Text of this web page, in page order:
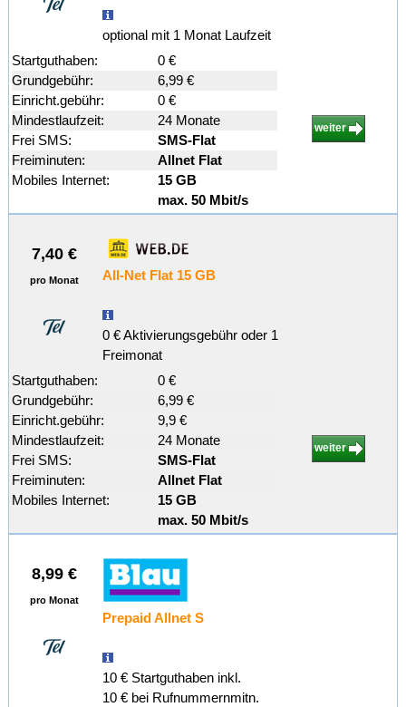
optional mit 1 Monat Laufzeit
Startguthaben:
0 €
Grundgebühr:
6,99 €
Einricht.gebühr:
0 €
Mindestlaufzeit:
24 Monate
Frei SMS:
SMS-Flat
Freiminuten:
Allnet Flat
Mobiles Internet:
15 GB
max. 50 Mbit/s
weiter
7,40 €
pro Monat All-Net Flat 15 GB
0 € Aktivierungsgebühr oder 1
Freimonat
Startguthaben:
0 €
Grundgebühr:
6,99 €
Einricht.gebühr:
9,9 €
Mindestlaufzeit:
24 Monate
Frei SMS:
SMS-Flat
Freiminuten:
Allnet Flat
Mobiles Internet:
15 GB
max. 50 Mbit/s
weiter
8,99 €
pro Monat
Prepaid Allnet S
10 € Startguthaben inkl.
10 € bei Rufnummernmitn.